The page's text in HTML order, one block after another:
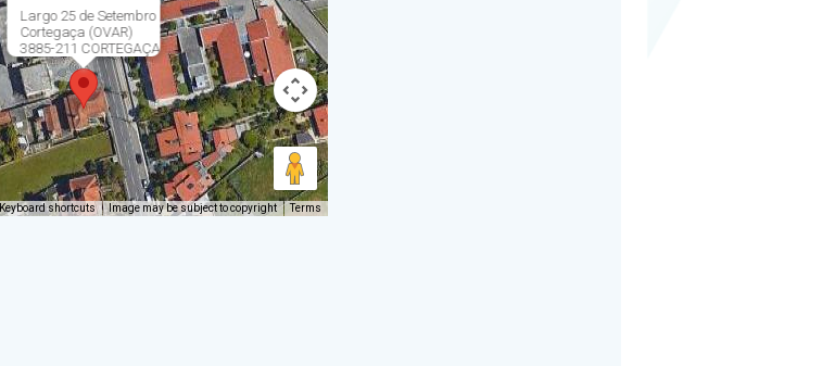
Largo 25 de Setembro
Cortegaça (OVAR)
3885-211 CORTEGAÇA
Keyboard shortcuts Image may be subject to copyright Terms